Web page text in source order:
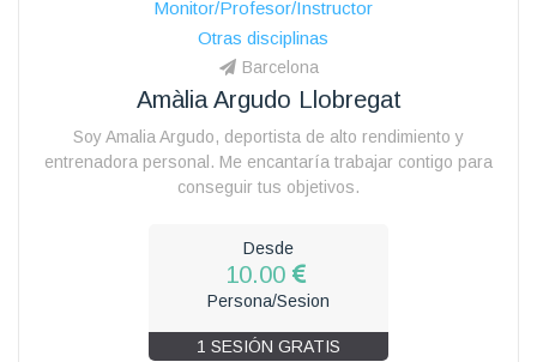
Monitor/Profesor/Instructor
Otras disciplinas
Barcelona
Amàlia Argudo Llobregat
Soy Amalia Argudo, deportista de alto rendimiento y
entrenadora personal. Me encantaría trabajar contigo para
conseguir tus objetivos.
Desde
10.00
Persona/Sesion
1 SESIÓN GRATIS